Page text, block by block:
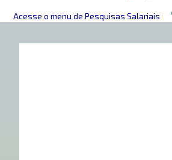
Mentoring>Pesquisa Salarial>São José
Acesse o menu de Pesquisas Salariais